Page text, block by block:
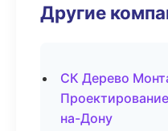
Другие
СК Дерево
на-Дону